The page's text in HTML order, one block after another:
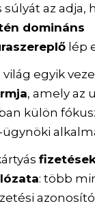
az adja,
domináns
lép
világ egyik
, amely az
külön
ügynöki
: több